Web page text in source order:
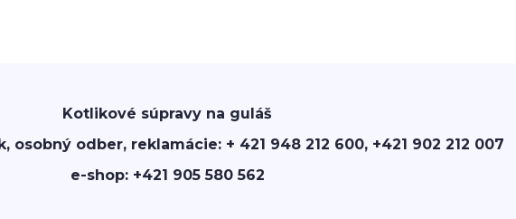
Kotlikové súpravy na guláš
osobný odber, reklamácie: + 421 948 212 600, +421 902 212 007
e-shop: +421 905 580 562